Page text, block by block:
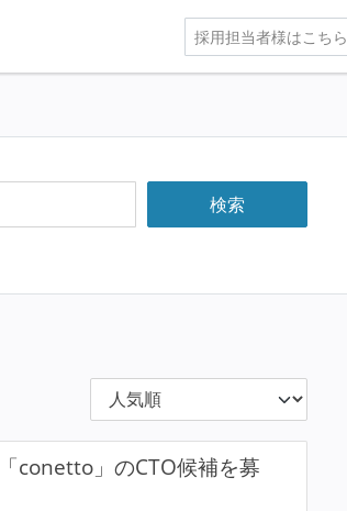
採用担当者様はこちら
conetto」のCTO候補を募